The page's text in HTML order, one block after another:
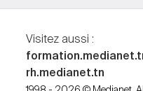
Visitez aussi :
rh.medianet.tn